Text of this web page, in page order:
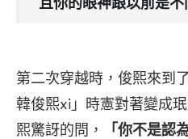
第二次穿越時，俊熙來到
韓俊熙xi」時憲對著變成
熙驚訝的問，
「你不是認